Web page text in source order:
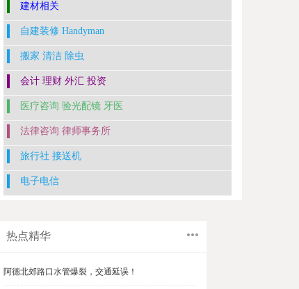
建材相关
自建装修 Handyman
搬家 清洁 除虫
会计 理财 外汇 投资
医疗咨询 验光配镜 牙医
法律咨询 律师事务所
旅行社 接送机
电子电信
热点精华
阿德北郊路口水管爆裂，交通延误！